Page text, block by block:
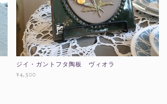
ジイ・ガントフタ陶板 ヴィオラ
¥4,500